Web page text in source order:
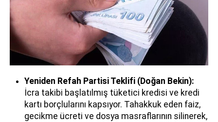
Yeniden Refah Partisi Teklifi (Doğan Bekin):
İcra takibi başlatılmış tüketici kredisi ve kredi
kartı borçlularını kapsıyor. Tahakkuk eden faiz,
gecikme ücreti ve dosya masraflarının silinerek,